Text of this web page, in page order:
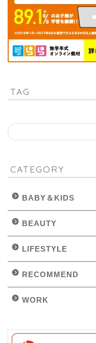
TAG
CATEGORY
BABY＆KIDS
BEAUTY
LIFESTYLE
RECOMMEND
WORK